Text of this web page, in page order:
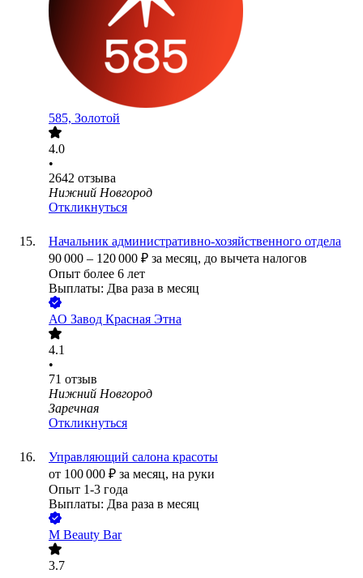
585, Золотой
4.0
•
2642 отзыва
Нижний Новгород
Откликнуться
Начальник административно-хозяйственного отдела
90 000 – 120 000 ₽ за месяц, до вычета налогов
Опыт более 6 лет
Выплаты: Два раза в месяц
АО Завод Красная Этна
4.1
•
71 отзыв
Нижний Новгород
Заречная
Откликнуться
Управляющий салона красоты
от 100 000 ₽ за месяц, на руки
Опыт 1-3 года
Выплаты: Два раза в месяц
M Beauty Bar
3.7